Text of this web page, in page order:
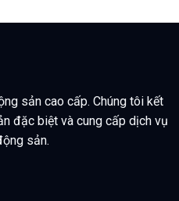
sản cao cấp. Chúng tôi kết
đặc biệt và cung cấp dịch vụ
sản.